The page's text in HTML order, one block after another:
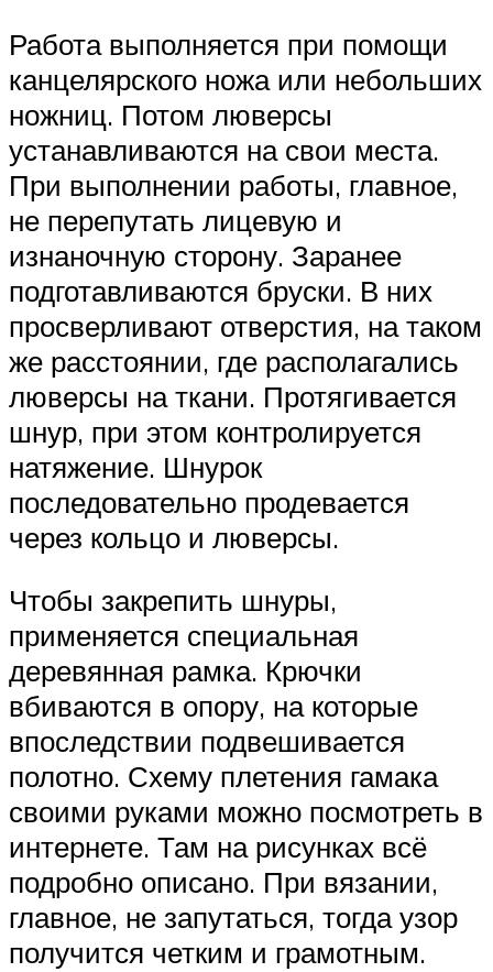
Работа выполняется при помощи
канцелярского ножа или небольших
ножниц. Потом люверсы
устанавливаются на свои места.
При выполнении работы, главное,
не перепутать лицевую и
изнаночную сторону. Заранее
подготавливаются бруски. В них
просверливают отверстия, на таком
же расстоянии, где располагались
люверсы на ткани. Протягивается
шнур, при этом контролируется
натяжение. Шнурок
последовательно продевается
через кольцо и люверсы.
Чтобы закрепить шнуры,
применяется специальная
деревянная рамка. Крючки
вбиваются в опору, на которые
впоследствии подвешивается
полотно. Схему плетения гамака
своими руками можно посмотреть в
интернете. Там на рисунках всё
подробно описано. При вязании,
главное, не запутаться, тогда узор
получится четким и грамотным.